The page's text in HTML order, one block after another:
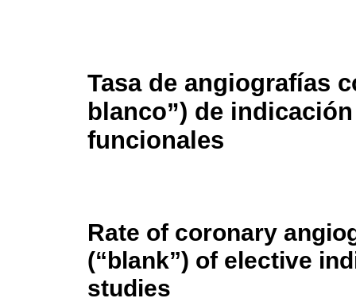
Tasa de angiografías
blanco”) de
funcionales
Rate of coronary
(“blank”) of elective
studies